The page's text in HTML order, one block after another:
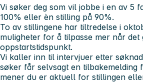
Vi søker deg som vil jobbe i en av 5
100% eller èn stilling på 90%.
To av stillingene har tiltredelse i
muligheter for å tilpasse mer når det
oppstartstidspunkt.
Vi kaller inn til intervjuer etter
søker får selvsagt en tilbakemelding
mener du er aktuell for stillingen